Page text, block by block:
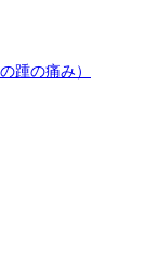
踵の痛み）